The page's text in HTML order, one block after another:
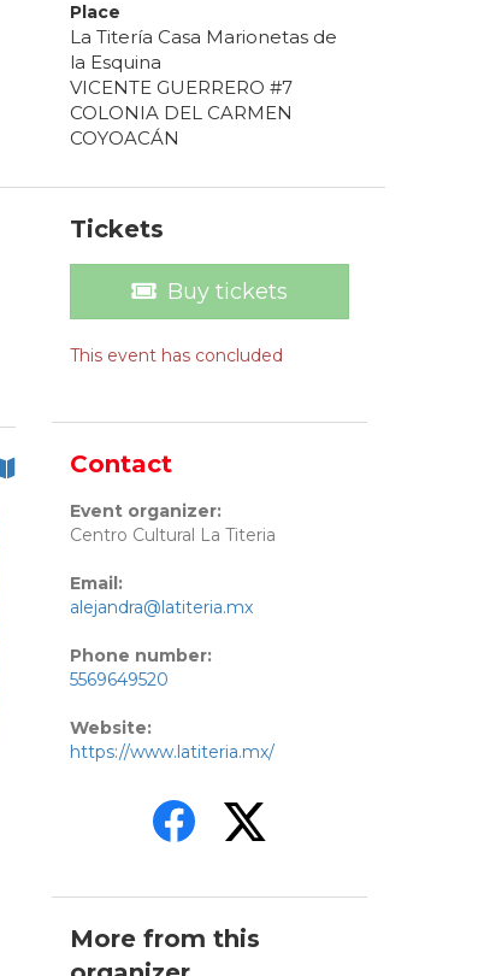
Place
La Titería Casa Marionetas de
la Esquina
VICENTE GUERRERO #7
COLONIA DEL CARMEN
COYOACÁN
Tickets
Buy tickets
This event has concluded
Contact
Event organizer:
Centro Cultural La Titeria
Email:
alejandra@latiteria.mx
Phone number:
5569649520
Website:
https://www.latiteria.mx/
More from this